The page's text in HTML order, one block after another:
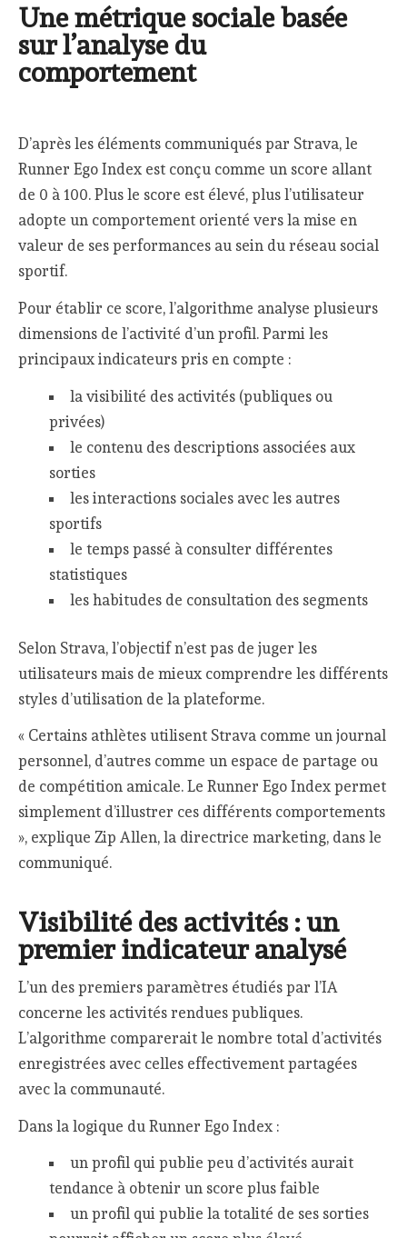
Une métrique sociale basée
sur l’analyse du
comportement
D’après les éléments communiqués par Strava, le
Runner Ego Index est conçu comme un score allant
de 0 à 100. Plus le score est élevé, plus l’utilisateur
adopte un comportement orienté vers la mise en
valeur de ses performances au sein du réseau social
sportif.
Pour établir ce score, l’algorithme analyse plusieurs
dimensions de l’activité d’un profil. Parmi les
principaux indicateurs pris en compte :
la visibilité des activités (publiques ou
privées)
le contenu des descriptions associées aux
sorties
les interactions sociales avec les autres
sportifs
le temps passé à consulter différentes
statistiques
les habitudes de consultation des segments
Selon Strava, l’objectif n’est pas de juger les
utilisateurs mais de mieux comprendre les différents
styles d’utilisation de la plateforme.
« Certains athlètes utilisent Strava comme un journal
personnel, d’autres comme un espace de partage ou
de compétition amicale. Le Runner Ego Index permet
simplement d’illustrer ces différents comportements
», explique Zip Allen, la directrice marketing, dans le
communiqué.
Visibilité des activités : un
premier indicateur analysé
L’un des premiers paramètres étudiés par l’IA
concerne les activités rendues publiques.
L’algorithme comparerait le nombre total d’activités
enregistrées avec celles effectivement partagées
avec la communauté.
Dans la logique du Runner Ego Index :
un profil qui publie peu d’activités aurait
tendance à obtenir un score plus faible
un profil qui publie la totalité de ses sorties